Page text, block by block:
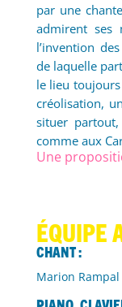
par une
admirent ses
l’invention
de laquelle
le lieu
créolisation,
situer
comme aux
Une
ÉQUIPE
Chant :
Marion Rampal